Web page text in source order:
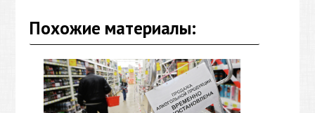
Похожие материалы: